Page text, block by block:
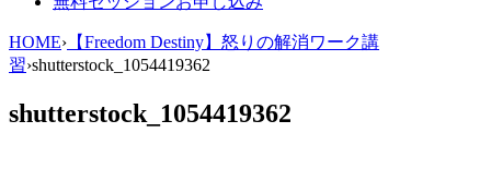
HOME› 【Freedom Destiny】怒りの解消ワーク講
習›shutterstock_1054419362
shutterstock_1054419362